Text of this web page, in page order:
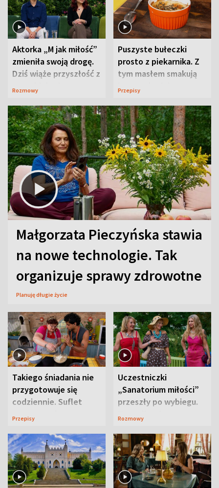
Aktorka „M jak miłość”
zmieniła swoją drogę.
Dziś wiąże przyszłość z
neurobiologią
Rozmowy
Puszyste bułeczki
prosto z piekarnika. Z
tym masłem smakują
jeszcze lepiej
Przepisy
Małgorzata Pieczyńska stawia
na nowe technologie. Tak
organizuje sprawy zdrowotne
Planuję długie życie
Takiego śniadania nie
przygotowuje się
codziennie. Suflet
serowy zachwyca
Przepisy
Uczestniczki
„Sanatorium miłości”
przeszły po wybiegu.
Te stylizacje
Rozmowy